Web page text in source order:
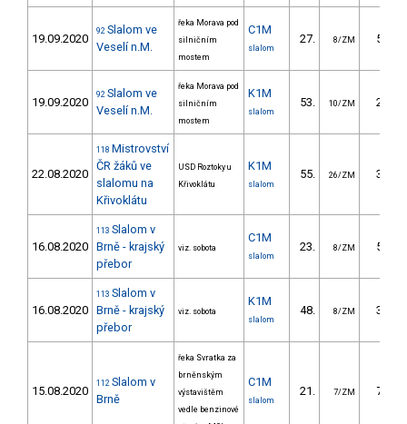
19.09.2020
92 Slalom ve
Veselí n.M.
řeka Morava pod
silničním
mostem
C1M
slalom
27. 8/ZM 58.80
19.09.2020
92 Slalom ve
Veselí n.M.
řeka Morava pod
silničním
mostem
K1M
slalom
53. 10/ZM 28.60
22.08.2020
118 Mistrovství
ČR žáků ve
slalomu na
Křivoklátu
USD Roztoky u
Křivoklátu
K1M
slalom
55. 26/ZM 38.37
16.08.2020
113 Slalom v
Brně - krajský
přebor
viz. sobota
C1M
slalom
23. 8/ZM 59.50
16.08.2020
113 Slalom v
Brně - krajský
přebor
viz. sobota
K1M
slalom
48. 8/ZM 31.30
15.08.2020
112 Slalom v
Brně
řeka Svratka za
brněnským
výstavištěm
vedle benzinové
C1M
slalom
21. 7/ZM 77.70